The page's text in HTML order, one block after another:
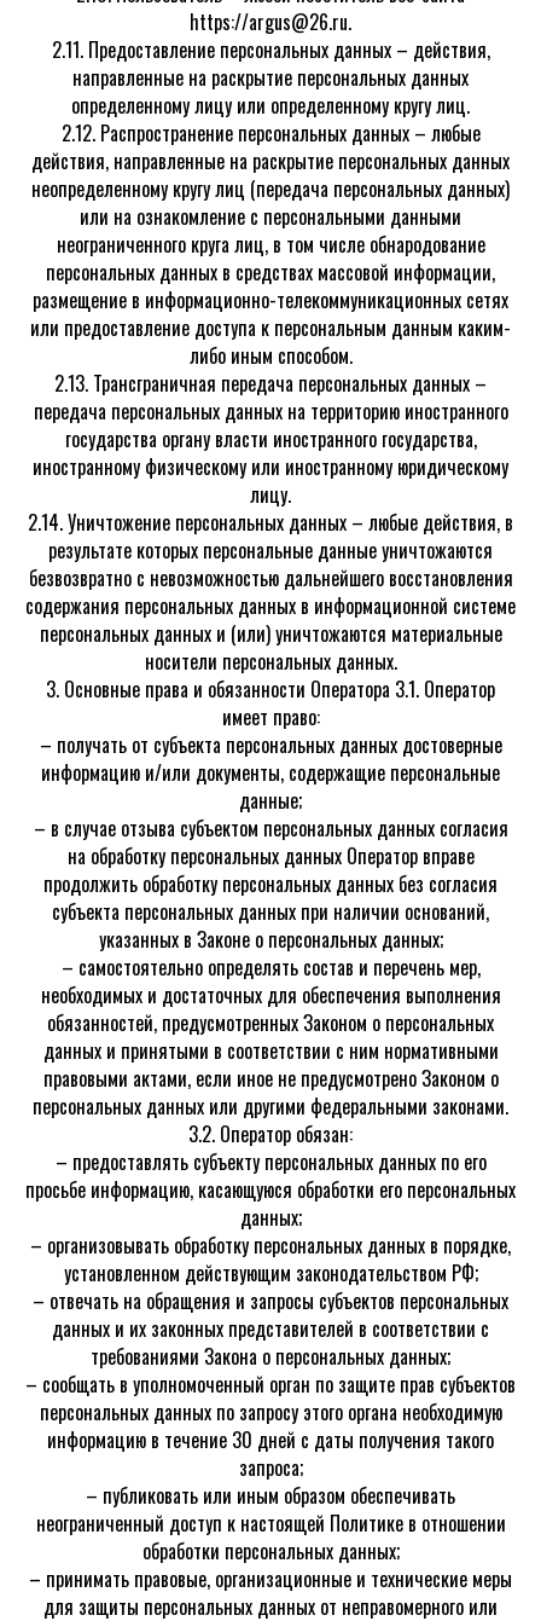
https://argus@26.ru.
2.11. Предоставление персональных данных – действия,
направленные на раскрытие персональных данных
определенному лицу или определенному кругу лиц.
2.12. Распространение персональных данных – любые
действия, направленные на раскрытие персональных данных
неопределенному кругу лиц (передача персональных данных)
или на ознакомление с персональными данными
неограниченного круга лиц, в том числе обнародование
персональных данных в средствах массовой информации,
размещение в информационно-телекоммуникационных сетях
или предоставление доступа к персональным данным каким-
либо иным способом.
2.13. Трансграничная передача персональных данных –
передача персональных данных на территорию иностранного
государства органу власти иностранного государства,
иностранному физическому или иностранному юридическому
лицу.
2.14. Уничтожение персональных данных – любые действия, в
результате которых персональные данные уничтожаются
безвозвратно с невозможностью дальнейшего восстановления
содержания персональных данных в информационной системе
персональных данных и (или) уничтожаются материальные
носители персональных данных.
3. Основные права и обязанности Оператора 3.1. Оператор
имеет право:
– получать от субъекта персональных данных достоверные
информацию и/или документы, содержащие персональные
данные;
– в случае отзыва субъектом персональных данных согласия
на обработку персональных данных Оператор вправе
продолжить обработку персональных данных без согласия
субъекта персональных данных при наличии оснований,
указанных в Законе о персональных данных;
– самостоятельно определять состав и перечень мер,
необходимых и достаточных для обеспечения выполнения
обязанностей, предусмотренных Законом о персональных
данных и принятыми в соответствии с ним нормативными
правовыми актами, если иное не предусмотрено Законом о
персональных данных или другими федеральными законами.
3.2. Оператор обязан:
– предоставлять субъекту персональных данных по его
просьбе информацию, касающуюся обработки его персональных
данных;
– организовывать обработку персональных данных в порядке,
установленном действующим законодательством РФ;
– отвечать на обращения и запросы субъектов персональных
данных и их законных представителей в соответствии с
требованиями Закона о персональных данных;
– сообщать в уполномоченный орган по защите прав субъектов
персональных данных по запросу этого органа необходимую
информацию в течение 30 дней с даты получения такого
запроса;
– публиковать или иным образом обеспечивать
неограниченный доступ к настоящей Политике в отношении
обработки персональных данных;
– принимать правовые, организационные и технические меры
для защиты персональных данных от неправомерного или